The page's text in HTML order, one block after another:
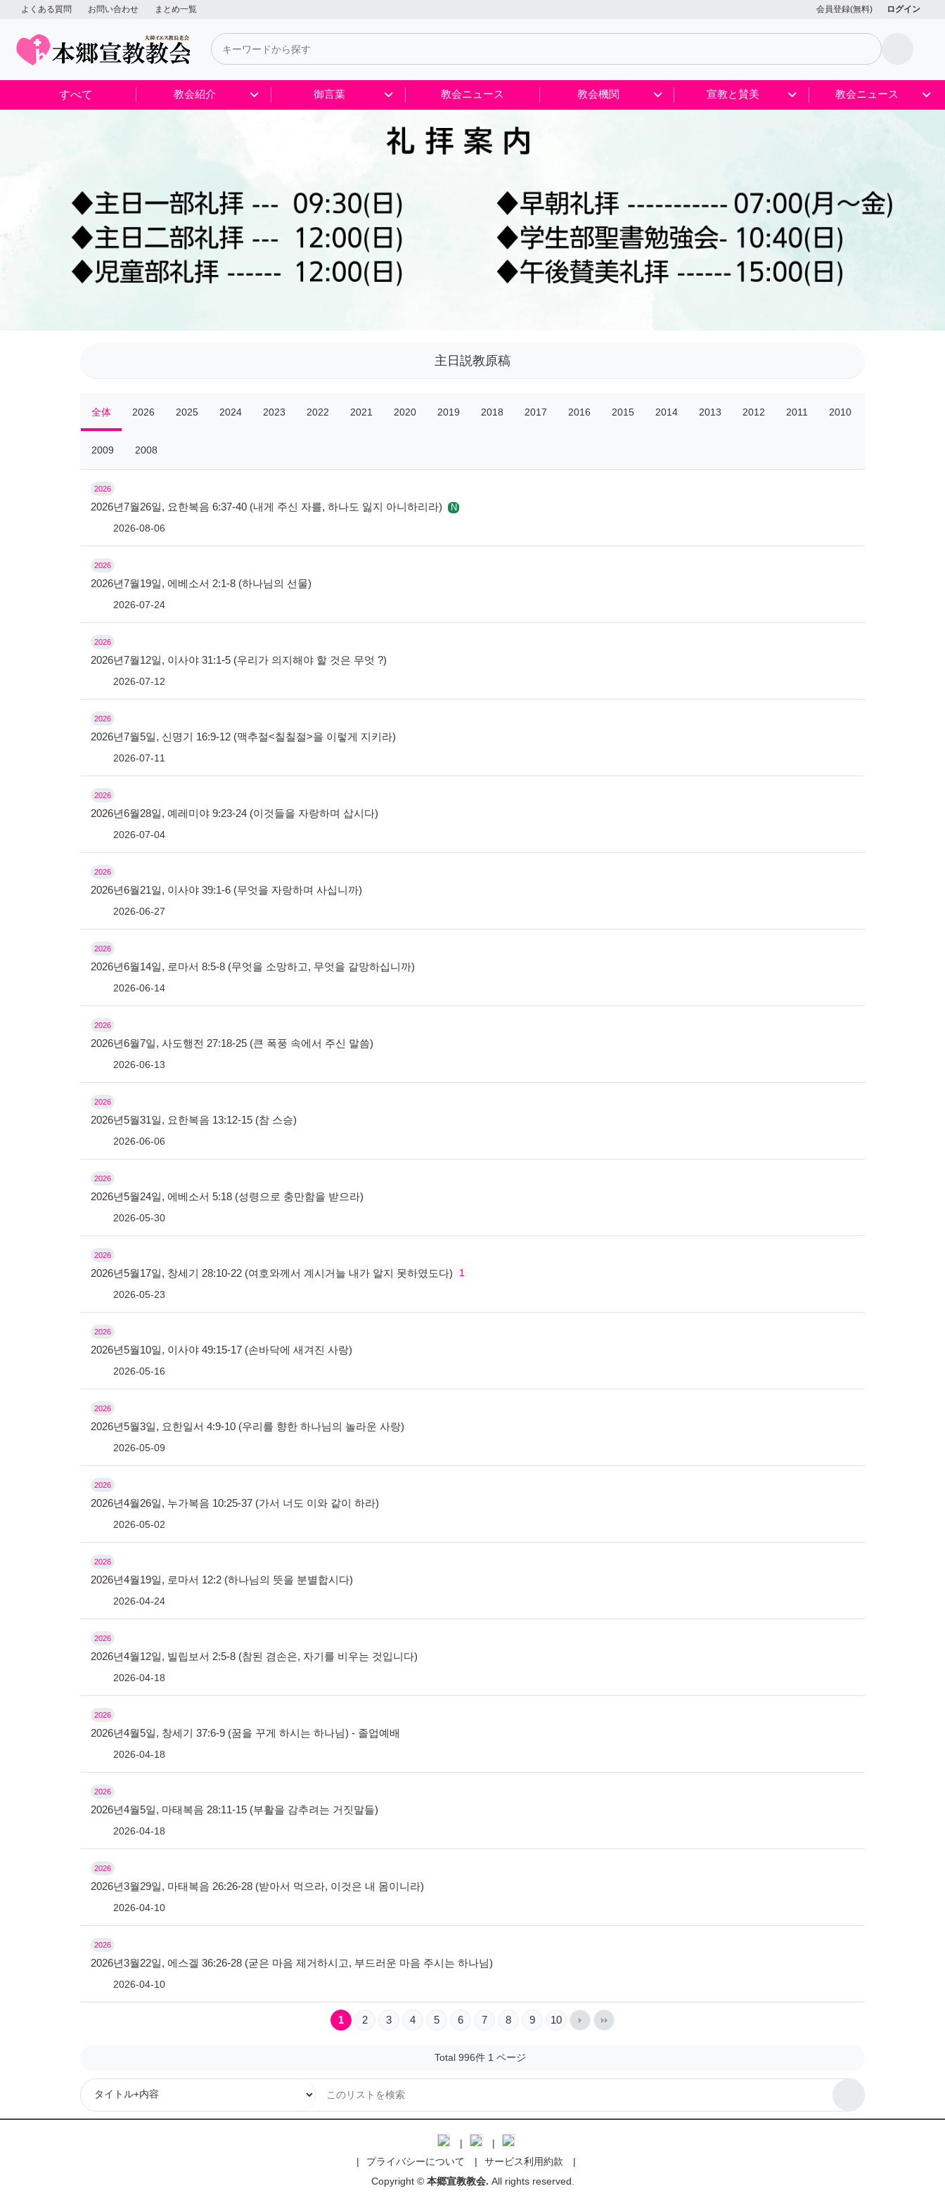
よくある質問 お問い合わせ まとめ一覧 ログイン
会員登録(無料)
すべて 教会紹介 御言葉 教会ニュース 教会機関 宣教と賛美 教会ニュース
主日説教原稿
全体 2026 2025 2024 2023 2022 2021 2020 2019 2018 2017 2016 2015 2014 2013 2012 2011 2010
2009 2008
2026
2026년7월26일, 요한복음 6:37-40 (내게 주신 자를, 하나도 잃지 아니하리라) N
2026-08-06
2026
2026년7월19일, 에베소서 2:1-8 (하나님의 선물)
2026-07-24
2026
2026년7월12일, 이사야 31:1-5 (우리가 의지해야 할 것은 무엇 ?)
2026-07-12
2026
2026년7월5일, 신명기 16:9-12 (맥추절<칠칠절>을 이렇게 지키라)
2026-07-11
2026
2026년6월28일, 예레미야 9:23-24 (이것들을 자랑하며 삽시다)
2026-07-04
2026
2026년6월21일, 이사야 39:1-6 (무엇을 자랑하며 사십니까)
2026-06-27
2026
2026년6월14일, 로마서 8:5-8 (무엇을 소망하고, 무엇을 갈망하십니까)
2026-06-14
2026
2026년6월7일, 사도행전 27:18-25 (큰 폭풍 속에서 주신 말씀)
2026-06-13
2026
2026년5월31일, 요한복음 13:12-15 (참 스승)
2026-06-06
2026
2026년5월24일, 에베소서 5:18 (성령으로 충만함을 받으라)
2026-05-30
2026
2026년5월17일, 창세기 28:10-22 (여호와께서 계시거늘 내가 알지 못하였도다)
1
2026-05-23
2026
2026년5월10일, 이사야 49:15-17 (손바닥에 새겨진 사랑)
2026-05-16
2026
2026년5월3일, 요한일서 4:9-10 (우리를 향한 하나님의 놀라운 사랑)
2026-05-09
2026
2026년4월26일, 누가복음 10:25-37 (가서 너도 이와 같이 하라)
2026-05-02
2026
2026년4월19일, 로마서 12:2 (하나님의 뜻을 분별합시다)
2026-04-24
2026
2026년4월12일, 빌립보서 2:5-8 (참된 겸손은, 자기를 비우는 것입니다)
2026-04-18
2026
2026년4월5일, 창세기 37:6-9 (꿈을 꾸게 하시는 하나님) - 졸업예배
2026-04-18
2026
2026년4월5일, 마태복음 28:11-15 (부활을 감추려는 거짓말들)
2026-04-18
2026
2026년3월29일, 마태복음 26:26-28 (받아서 먹으라, 이것은 내 몸이니라)
2026-04-10
2026
2026년3월22일, 에스겔 36:26-28 (굳은 마음 제거하시고, 부드러운 마음 주시는 하나님)
2026-04-10
1 2 3 4 5 6 7 8 9 10
Total 996件1 ページ
プライバシーについて
サービス利用約款
Copyright © 本郷宣教教会. All rights reserved.